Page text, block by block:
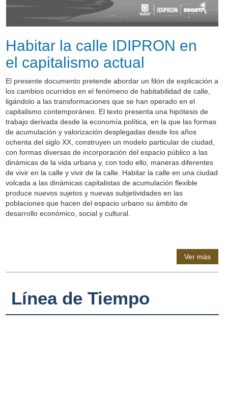
Habitar la calle IDIPRON en
el capitalismo actual
El presente documento pretende abordar un filón de explicación a
los cambios ocurridos en el fenómeno de habitabilidad de calle,
ligándolo a las transformaciones que se han operado en el
capitalismo contemporáneo. El texto presenta una hipótesis de
trabajo derivada desde la economía política, en la que las formas
de acumulación y valorización desplegadas desde los años
ochenta del siglo XX, construyen un modelo particular de ciudad,
con formas diversas de incorporación del espacio público a las
dinámicas de la vida urbana y, con todo ello, maneras diferentes
de vivir en la calle y vivir de la calle. Habitar la calle en una ciudad
volcada a las dinámicas capitalistas de acumulación flexible
produce nuevos sujetos y nuevas subjetividades en las
poblaciones que hacen del espacio urbano su ámbito de
desarrollo económico, social y cultural.
Ver más
Línea de Tiempo